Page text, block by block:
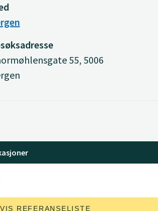
55, 5006
VIS REFERANSELISTE